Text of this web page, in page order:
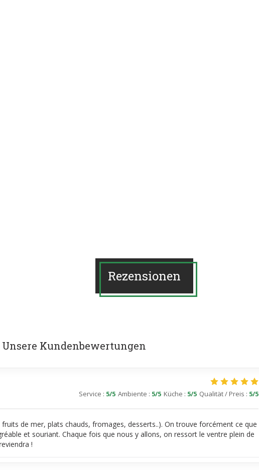
Rezensionen
Unsere Kundenbewertungen
Service : 5/5 Ambiente : 5/5 Küche : 5/5 Qualität / Preis : 5/5
de mer, plats chauds, fromages, desserts..). On trouve forcément ce que
et souriant. Chaque fois que nous y allons, on ressort le ventre plein de
!